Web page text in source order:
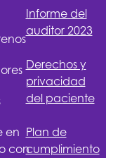
en
con
Informe del
auditor 2023
Derechos y
privacidad
del paciente
Plan de
cumplimiento